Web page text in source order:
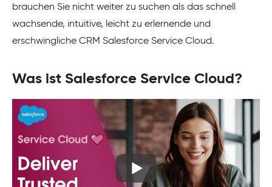
brauchen Sie nicht weiter zu suchen als das schnell
wachsende, intuitive, leicht zu erlernende und
erschwingliche CRM Salesforce Service Cloud.
Was ist Salesforce Service Cloud?